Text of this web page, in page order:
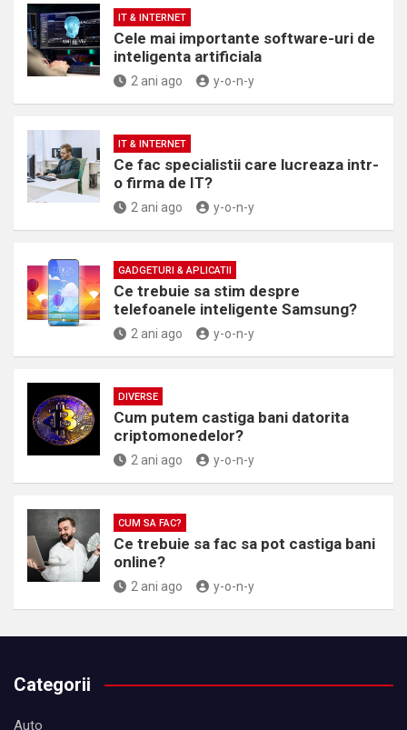
IT & INTERNET
Cele mai importante software-uri de
inteligenta artificiala
2 ani ago y-o-n-y
IT & INTERNET
Ce fac specialistii care lucreaza intr-
o firma de IT?
2 ani ago y-o-n-y
GADGETURI & APLICATII
Ce trebuie sa stim despre
telefoanele inteligente Samsung?
2 ani ago y-o-n-y
DIVERSE
Cum putem castiga bani datorita
criptomonedelor?
2 ani ago y-o-n-y
CUM SA FAC?
Ce trebuie sa fac sa pot castiga bani
online?
2 ani ago y-o-n-y
Categorii
Auto